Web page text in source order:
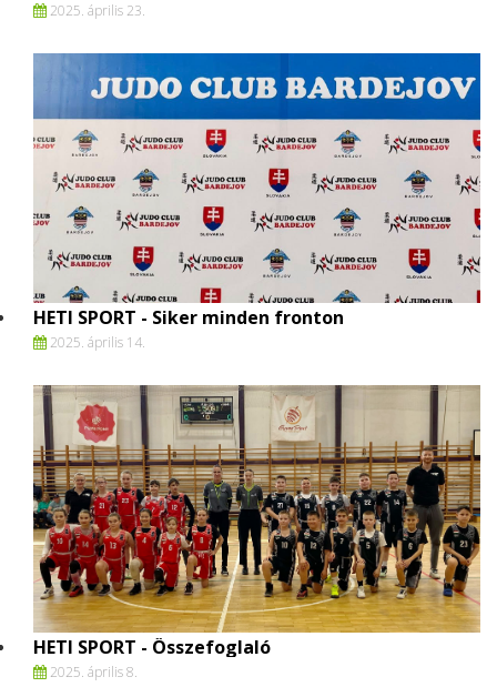
2025. április 23.
HETI SPORT - Siker minden fronton
2025. április 14.
HETI SPORT - Összefoglaló
2025. április 8.